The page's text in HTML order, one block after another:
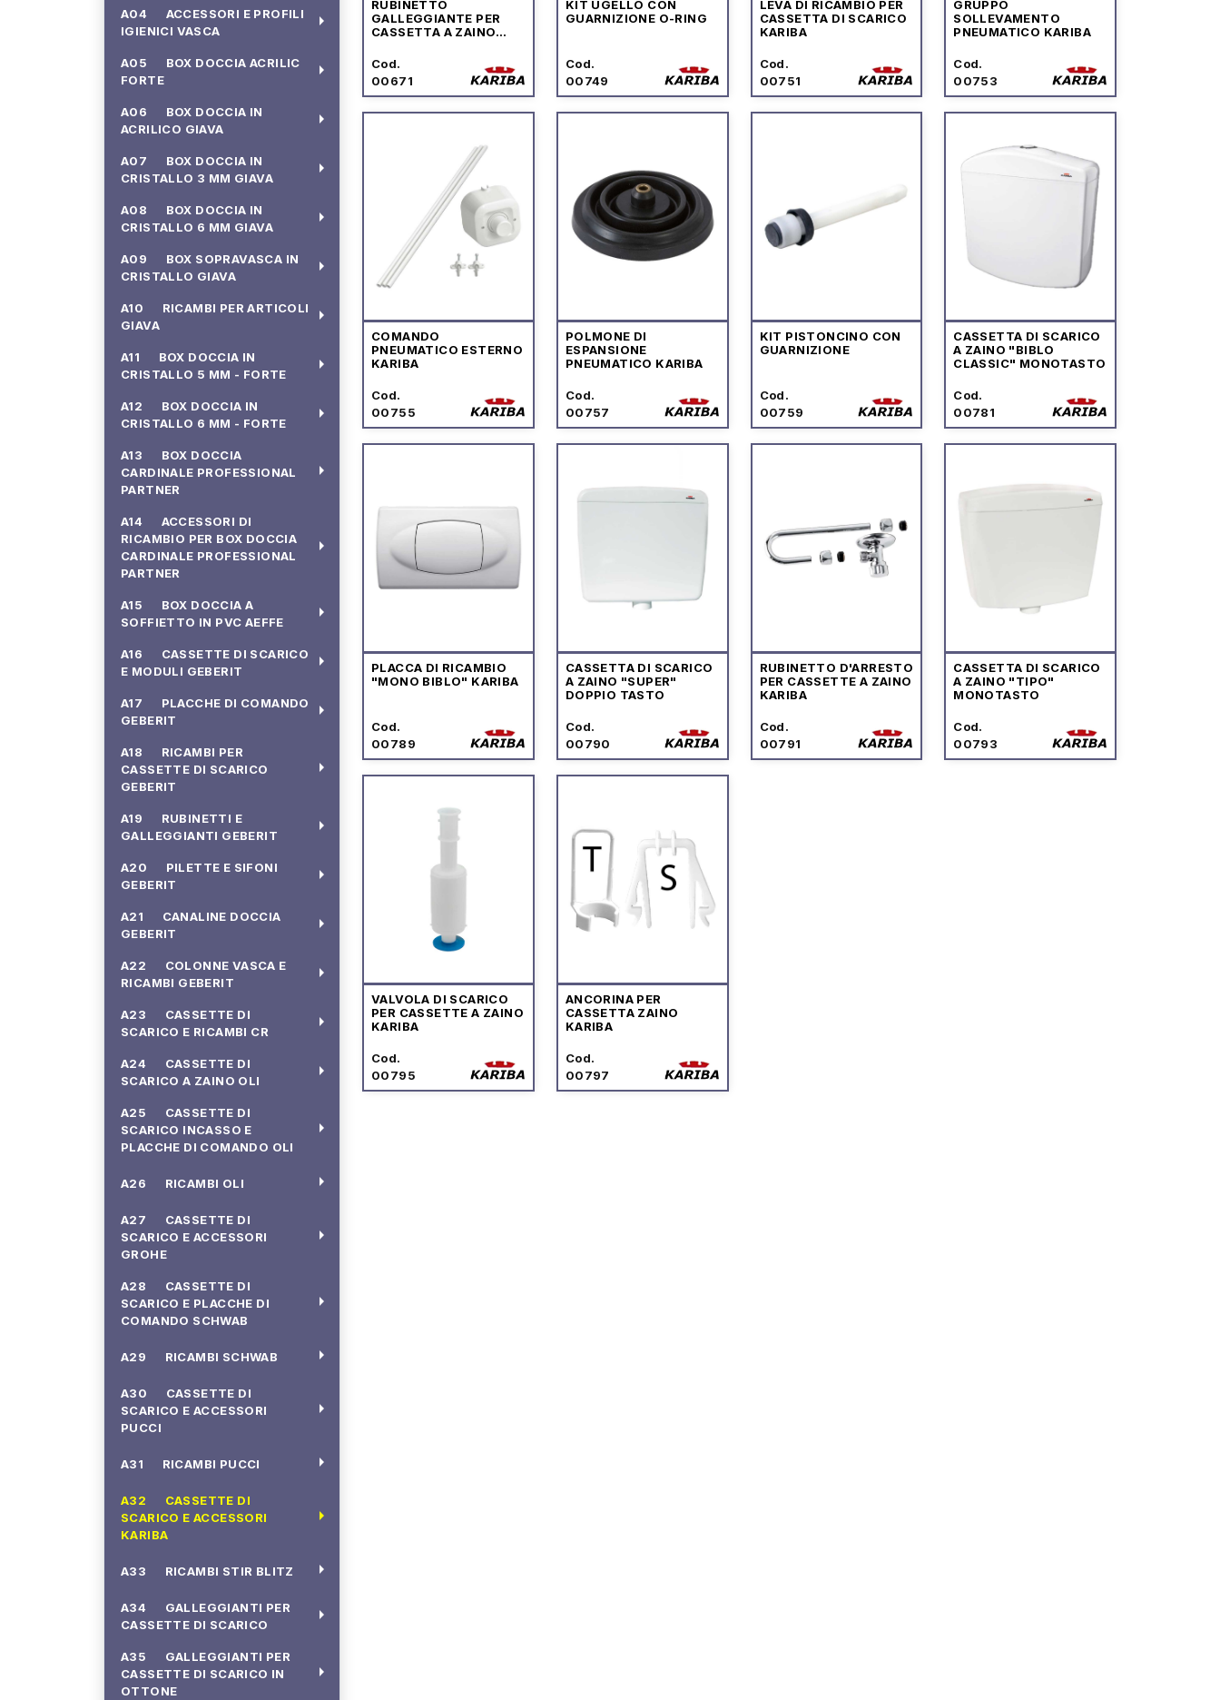
A04 ACCESSORI E PROFILI
IGIENICI VASCA
arrow_right
A05 BOX DOCCIA ACRILIC
FORTE
arrow_right
A06 BOX DOCCIA IN
ACRILICO GIAVA
arrow_right
A07 BOX DOCCIA IN
CRISTALLO 3 MM GIAVA
arrow_right
A08 BOX DOCCIA IN
CRISTALLO 6 MM GIAVA
arrow_right
A09 BOX SOPRAVASCA IN
CRISTALLO GIAVA
arrow_right
A10 RICAMBI PER ARTICOLI
GIAVA
arrow_right
A11 BOX DOCCIA IN
CRISTALLO 5 MM - FORTE
arrow_right
A12 BOX DOCCIA IN
CRISTALLO 6 MM - FORTE
arrow_right
A13 BOX DOCCIA
CARDINALE PROFESSIONAL
PARTNER
arrow_right
A14 ACCESSORI DI
RICAMBIO PER BOX DOCCIA
CARDINALE PROFESSIONAL
PARTNER
arrow_right
A15 BOX DOCCIA A
SOFFIETTO IN PVC AEFFE
arrow_right
A16 CASSETTE DI SCARICO
E MODULI GEBERIT
arrow_right
A17 PLACCHE DI COMANDO
GEBERIT
arrow_right
A18 RICAMBI PER
CASSETTE DI SCARICO
GEBERIT
arrow_right
A19 RUBINETTI E
GALLEGGIANTI GEBERIT
arrow_right
A20 PILETTE E SIFONI
GEBERIT
arrow_right
A21 CANALINE DOCCIA
GEBERIT
arrow_right
A22 COLONNE VASCA E
RICAMBI GEBERIT
arrow_right
A23 CASSETTE DI
SCARICO E RICAMBI CR
arrow_right
A24 CASSETTE DI
SCARICO A ZAINO OLI
arrow_right
A25 CASSETTE DI
SCARICO INCASSO E
PLACCHE DI COMANDO OLI
arrow_right
A26 RICAMBI OLI arrow_right
A27 CASSETTE DI
SCARICO E ACCESSORI
GROHE
arrow_right
A28 CASSETTE DI
SCARICO E PLACCHE DI
COMANDO SCHWAB
arrow_right
A29 RICAMBI SCHWAB arrow_right
A30 CASSETTE DI
SCARICO E ACCESSORI
PUCCI
arrow_right
A31 RICAMBI PUCCI arrow_right
A32 CASSETTE DI
SCARICO E ACCESSORI
KARIBA
arrow_right
A33 RICAMBI STIR BLITZ arrow_right
A34 GALLEGGIANTI PER
CASSETTE DI SCARICO
arrow_right
A35 GALLEGGIANTI PER
CASSETTE DI SCARICO IN
OTTONE
arrow_right
RUBINETTO
GALLEGGIANTE PER
CASSETTA A ZAINO
Cod.
00671
KIT UGELLO CON
GUARNIZIONE O-RING
Cod.
00749
LEVA DI RICAMBIO PER
CASSETTA DI SCARICO
KARIBA
Cod.
00751
GRUPPO
SOLLEVAMENTO
PNEUMATICO KARIBA
Cod.
00753
COMANDO
PNEUMATICO ESTERNO
KARIBA
Cod.
00755
POLMONE DI
ESPANSIONE
PNEUMATICO KARIBA
Cod.
00757
KIT PISTONCINO CON
GUARNIZIONE
Cod.
00759
CASSETTA DI SCARICO
A ZAINO "BIBLO
CLASSIC" MONOTASTO
Cod.
00781
PLACCA DI RICAMBIO
"MONO BIBLO" KARIBA
Cod.
00789
CASSETTA DI SCARICO
A ZAINO "SUPER"
DOPPIO TASTO
Cod.
00790
RUBINETTO D'ARRESTO
PER CASSETTE A ZAINO
KARIBA
Cod.
00791
CASSETTA DI SCARICO
A ZAINO "TIPO"
MONOTASTO
Cod.
00793
VALVOLA DI SCARICO
PER CASSETTE A ZAINO
KARIBA
Cod.
00795
ANCORINA PER
CASSETTA ZAINO
KARIBA
Cod.
00797